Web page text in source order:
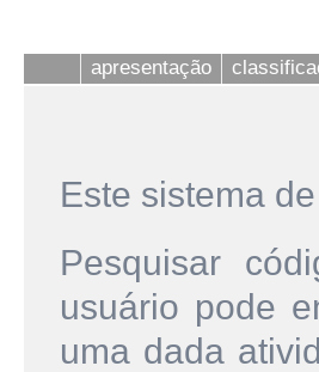
apresentação
Este sistema
Pesquisar
usuário pode
uma dada